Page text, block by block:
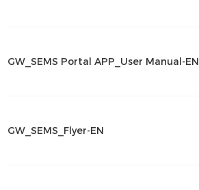
GW_SEMS Portal APP_User Manual-EN
GW_SEMS_Flyer-EN